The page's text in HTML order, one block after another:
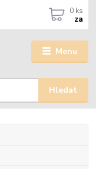
Menu
Hledat
0 ks
za